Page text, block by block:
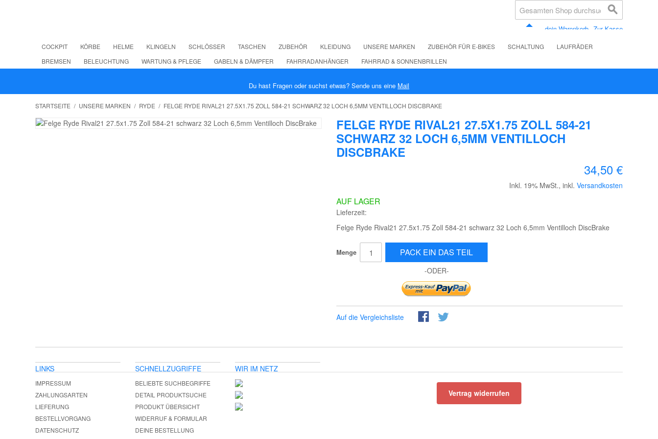
dein Warenkorb Zur Kasse
COCKPIT KÖRBE HELME KLINGELN SCHLÖSSER TASCHEN ZUBEHÖR KLEIDUNG UNSERE MARKEN ZUBEHÖR FÜR E-BIKES SCHALTUNG
LAUFRÄDER
BREMSEN
BELEUCHTUNG WARTUNG & PFLEGE GABELN & DÄMPFER FAHRRADANHÄNGER FAHRRAD & SONNENBRILLEN
Du hast Fragen oder suchst etwas? Sende uns eine Mail
STARTSEITE / UNSERE MARKEN / RYDE / FELGE RYDE RIVAL21 27.5X1.75 ZOLL 584-21 SCHWARZ 32 LOCH 6,5MM VENTILLOCH DISCBRAKE
FELGE RYDE RIVAL21 27.5X1.75 ZOLL 584-21
SCHWARZ 32 LOCH 6,5MM VENTILLOCH
DISCBRAKE
34,50 €
Inkl. 19% MwSt., inkl. Versandkosten
AUF LAGER
Lieferzeit:
Felge Ryde Rival21 27.5x1.75 Zoll 584-21 schwarz 32 Loch 6,5mm Ventilloch DiscBrake
Menge PACK EIN DAS TEIL
-ODER-
Auf die Vergleichsliste
LINKS
IMPRESSUM
ZAHLUNGSARTEN
LIEFERUNG
BESTELLVORGANG
DATENSCHUTZ
SCHNELLZUGRIFFE
BELIEBTE SUCHBEGRIFFE
DETAIL PRODUKTSUCHE
PRODUKT ÜBERSICHT
WIDERRUF & FORMULAR
DEINE BESTELLUNG
WIR IM NETZ
Vertrag widerrufen